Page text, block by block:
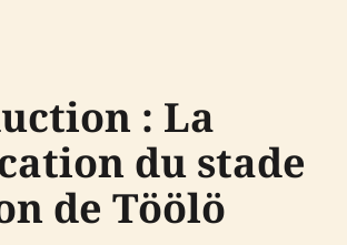
: La
du stade
de Töölö